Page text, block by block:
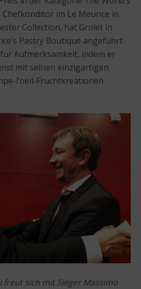
Chefkonditor im Le Meurice in
Collection, hat Grolet in
Pastry Boutique angeführt
Aufmerksamkeit, indem er
mit seinen einzigartigen
l’oeil-Fruchtkreationen
freut sich mit Sieger Massimo